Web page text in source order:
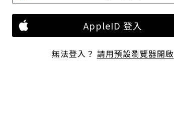
AppleID 登入
無法登入？ 請用預設瀏覽器開啟